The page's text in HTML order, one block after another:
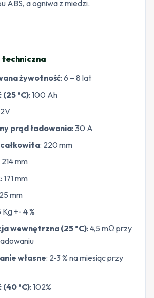
ABS, a ogniwa z miedzi.
żywotność: 6 – 8 lat
(25 °C): 100 Ah
prąd ładowania: 30 A
: 220 mm
214 mm
: 171 mm
mm
Kg +- 4 %
wewnętrzna (25 °C): 4,5 mΩ przy
własne: 2-3 % na miesiąc przy
(40 °C): 102%